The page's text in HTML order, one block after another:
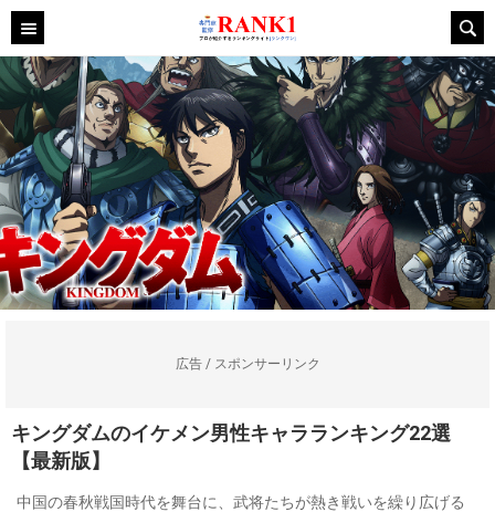
広告 / スポンサーリンク
キングダムのイケメン男性キャラランキング22選
【最新版】
中国の春秋戦国時代を舞台に、武将たちが熱き戦いを繰り広げる